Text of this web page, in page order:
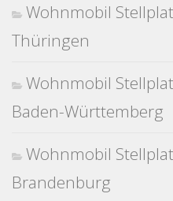
Wohnmobil
Thüringen
Wohnmobil
Baden-Württemberg
Wohnmobil
Brandenburg